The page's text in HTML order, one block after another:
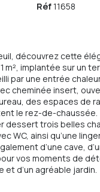
Réf11658
découvrez cette
m², implantée sur un
par une entrée
cheminée insert,
des espaces de
le rez-de-chaussée.
dessert trois belles
WC, ainsi qu’une
d’une cave,
vos moments de
et d’un agréable jardin.